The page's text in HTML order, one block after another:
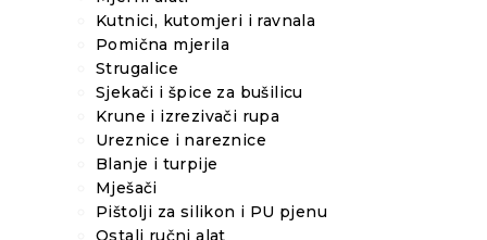
Kutnici, kutomjeri i ravnala
Pomična mjerila
Strugalice
Sjekači i špice za bušilicu
Krune i izrezivači rupa
Ureznice i nareznice
Blanje i turpije
Mješači
Pištolji za silikon i PU pjenu
Ostali ručni alat